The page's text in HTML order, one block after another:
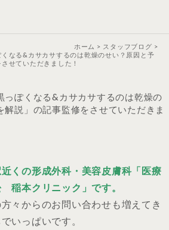
ホーム
スタッフブログ
なる&カサカサするのは乾燥のせい？原因と予
せていただきました！
っぽくなる&カサカサするのは乾燥の
解説」の記事監修をさせていただきま
くの形成外科・美容皮膚科「医療
本クリニック」です。
々からのお問い合わせも増えてき
いっぱいです。